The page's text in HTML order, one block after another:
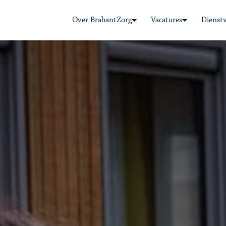
Over BrabantZorg Vacatures